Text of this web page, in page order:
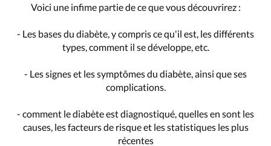
Voici une infime partie de ce que vous découvrirez :
- Les bases du diabète, y compris ce qu'il est, les différents
types, comment il se développe, etc.
- Les signes et les symptômes du diabète, ainsi que ses
complications.
- comment le diabète est diagnostiqué, quelles en sont les
causes, les facteurs de risque et les statistiques les plus
récentes